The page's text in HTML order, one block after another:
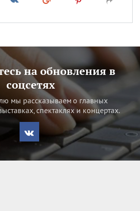
на обновления в
соцсетях
мы рассказываем о главных
спектаклях и концертах.